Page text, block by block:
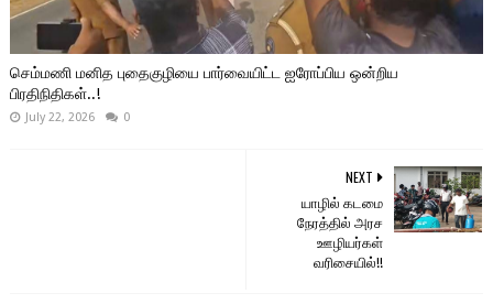
செம்மணி மனித புதைகுழியை பார்வையிட்ட ஐரோப்பிய ஒன்றிய
பிரதிநிதிகள்..!
July 22, 2026 0
NEXT
யாழில் கடமை
நேரத்தில் அரச
ஊழியர்கள்
வரிசையில்!!